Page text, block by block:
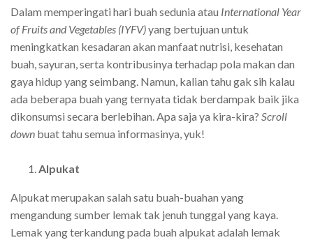
Dalam memperingati hari buah sedunia atau International Year
of Fruits and Vegetables (IYFV)yang bertujuan untuk
meningkatkan kesadaran akan manfaat nutrisi, kesehatan
buah, sayuran, serta kontribusinya terhadap pola makan dan
gaya hidup yang seimbang. Namun, kalian tahu gak sih kalau
ada beberapa buah yang ternyata tidak berdampak baik jika
dikonsumsi secara berlebihan. Apa saja ya kira-kira? Scroll
down buat tahu semua informasinya, yuk!
Alpukat
Alpukat merupakan salah satu buah-buahan yang
mengandung sumber lemak tak jenuh tunggal yang kaya.
Lemak yang terkandung pada buah alpukat adalah lemak